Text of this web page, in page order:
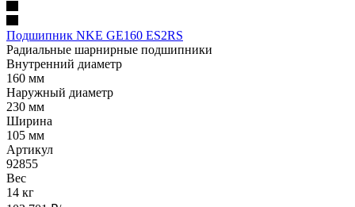
Подшипник NKE GE160 ES2RS
Радиальные шарнирные подшипники
Внутренний диаметр
160 мм
Наружный диаметр
230 мм
Ширина
105 мм
Артикул
92855
Вес
14 кг